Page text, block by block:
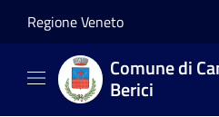
Regione Veneto
Comune di
Berici